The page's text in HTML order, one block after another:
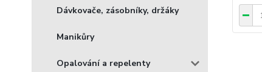
Dávkovače, zásobníky, držáky
Manikůry
Opalování a repelenty